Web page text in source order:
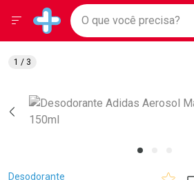
Drogarias Pacheco
Baixe nosso APP e aproveite
Ir direto para a home
pela página
Ir direto para o conteúdo
Ir direto para a busca
Ir direto para a conta
Ir direto para a notificações
Ir direto para o carrinho
Ir direto para o menu
Faça a sua busca
O que você precisa?
Menu
Desodorante
1 / 3